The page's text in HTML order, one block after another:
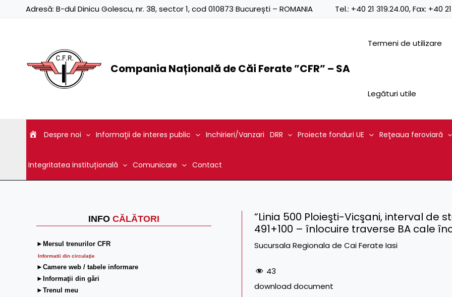
Adresă: B-dul Dinicu Golescu, nr. 38, sector 1, cod 010873 București – ROMANIA Tel.: +40 21 319.24.00, Fax: +40
Compania Națională de Căi Ferate ”CFR” – SA
Termeni de utilizare
Legături utile
Despre noi Informaţii de interes public Inchirieri/Vanzari DRR Proiecte fonduri UE Reţeaua feroviară
Integritatea instituțională Comunicare Contact
INFO CĂLĂTORI
►Mersul trenurilor CFR
Informatii din circulaţie
►Camere web / tabele informare
►Informaţii din gări
►Trenul meu
“Linia 500 Ploieşti-Vicşani, interval de
491+100 – înlocuire traverse BA cale
Sucursala Regionala de Cai Ferate Iasi
43
download document